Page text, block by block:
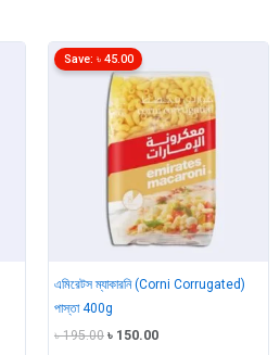
এমিরেটস ম্যাকারনি (Corni Corrugated)
পাস্তা 400g
৳195.00 Original
৳ 150.00Current
Save: ৳ 45.00